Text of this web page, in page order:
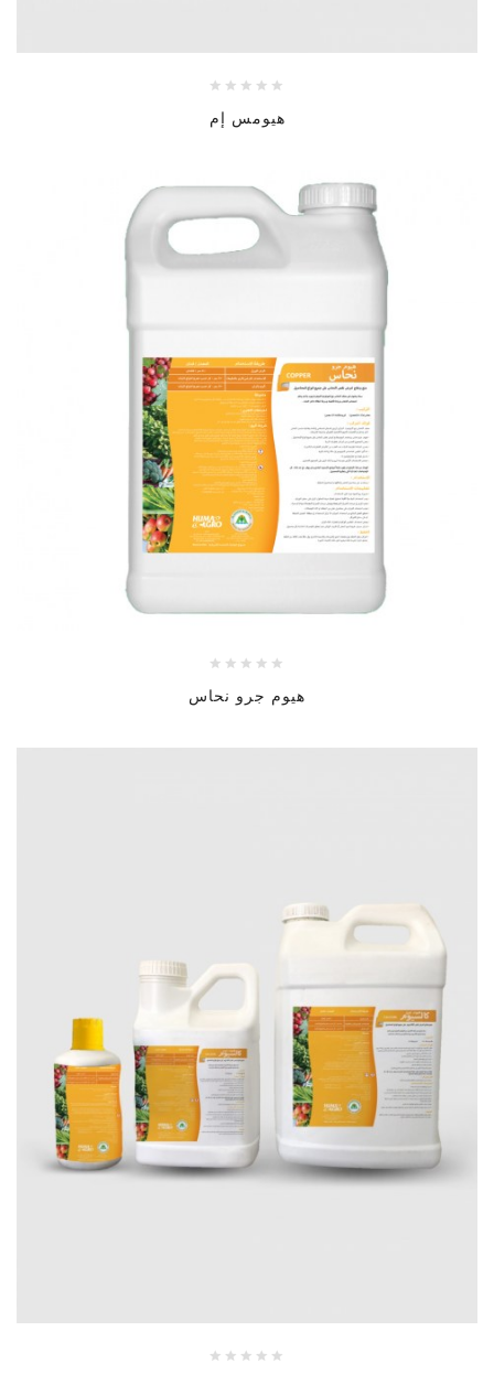
هيومس إم
هيوم جرو نحاس